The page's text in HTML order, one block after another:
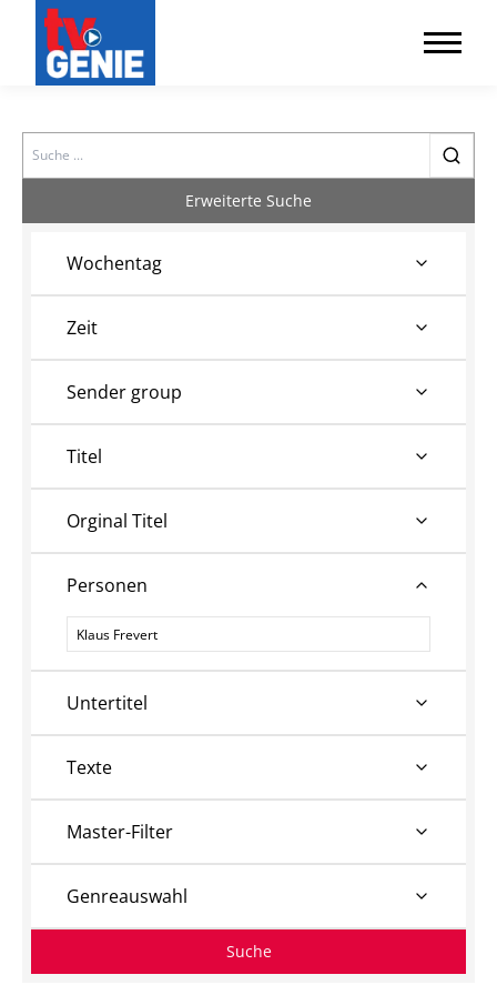
Search
Erweiterte Suche
Wochentag
Zeit
Sender group
Titel
Orginal Titel
Personen
Personen
Untertitel
Texte
Master-Filter
Genreauswahl
Suche